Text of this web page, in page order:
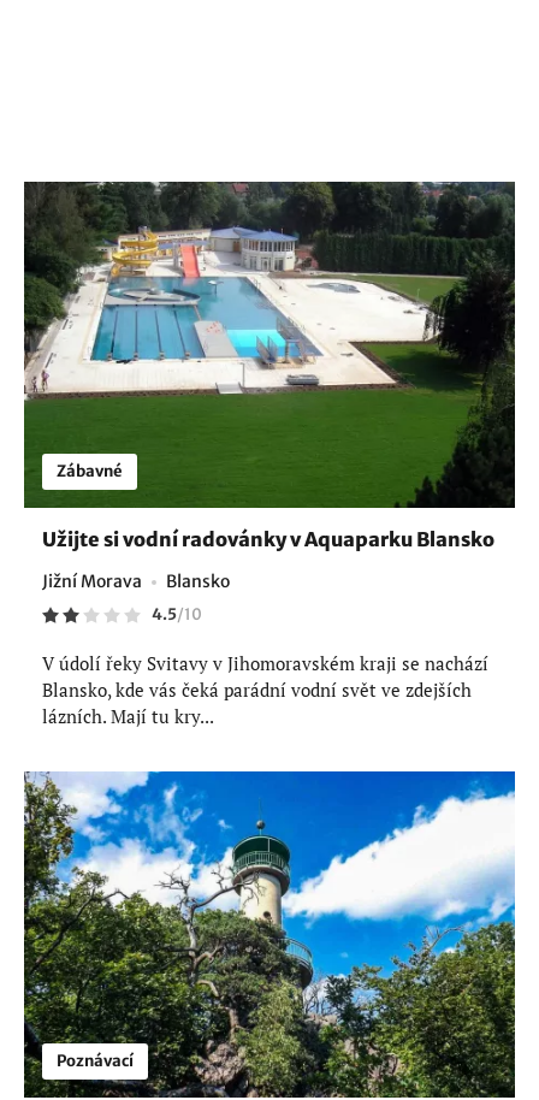
Zábavné
Užijte si vodní radovánky v Aquaparku Blansko
Jižní Morava Blansko
4.5/10
V údolí řeky Svitavy v Jihomoravském kraji se nachází
Blansko, kde vás čeká parádní vodní svět ve zdejších
lázních. Mají tu kry...
Poznávací